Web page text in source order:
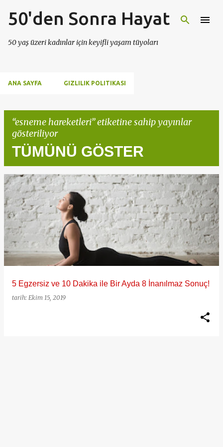
Ana içeriğe atla
50'den Sonra Hayat
50 yaş üzeri kadınlar için keyifli yaşam tüyoları
ANA SAYFA GIZLILIK POLITIKASI
esneme hareketleri etiketine sahip yayınlar
gösteriliyor
TÜMÜNÜ GÖSTER
K
a
5 Egzersiz ve 10 Dakika ile Bir Ayda 8 İnanılmaz Sonuç!
tarih: Ekim 15, 2019